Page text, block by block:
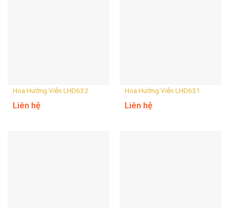
Hoa Hướng Viễn LHD632
Liên hệ
Hoa Hướng Viễn LHD631
Liên hệ